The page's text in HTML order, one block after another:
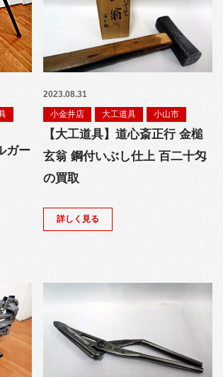
ガー
2023.08.31
小金井店
大工道具 小山市
【大工道具】道心斎正行 金槌
玄翁 鋼付いぶし仕上 百二十匁
の買取
詳しく見る